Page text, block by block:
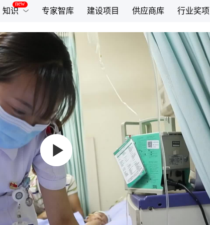
知识 专家智库 建设项目 供应商库 行业奖项